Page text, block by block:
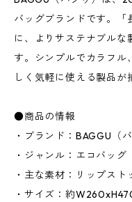
バッグブランドです。「
に、よりサステナブルな
す。シンプルでカラフル
しく気軽に使える製品が
●商品の情報
・ブランド：BAGGU（
・ジャンル：エコバッグ
・主な素材：リップスト
・サイズ：約